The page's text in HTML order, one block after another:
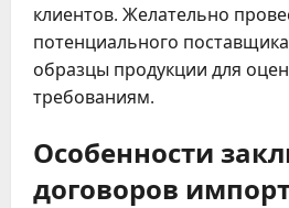
клиентов. Желательно
потенциального
образцы продукции для
требованиям.
Особенности
договоров